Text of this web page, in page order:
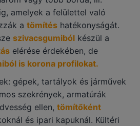
amelyek a felülettel való
a tömítés hatékonyságát.
szivacsgumiból készül a
elérése érdekében, de
is korona profilokat.
gépek, tartályok és járművek
szekrények, armatúrák
ellen, tömítőként
és ipari kapuknál. Kültéri